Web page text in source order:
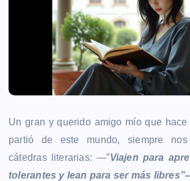
Un gran y querido amigo mío que
partió de este mundo, siempre
cátedras literarias: —”Viajen para
tolerantes y lean para ser más